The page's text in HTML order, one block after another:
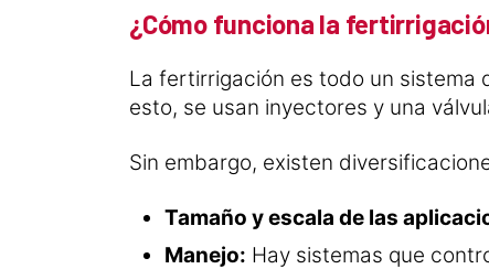
¿Cómo funciona la
La fertirrigación es todo un sistema
esto, se usan inyectores y una
Sin embargo, existen
Tamaño y escala de las
Manejo: Hay sistemas que